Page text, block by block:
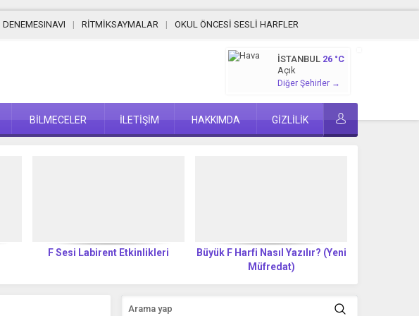
DENEMESINAVI RİTMİKSAYMALAR OKUL ÖNCESİ SESLİ HARFLER
İSTANBUL 26 °C
Açık
Diğer Şehirler →
BİLMECELER İLETİŞİM HAKKIMDA GİZLİLİK
F Sesi Labirent Etkinlikleri
Büyük F Harfi Nasıl Yazılır? (Yeni
Müfredat)